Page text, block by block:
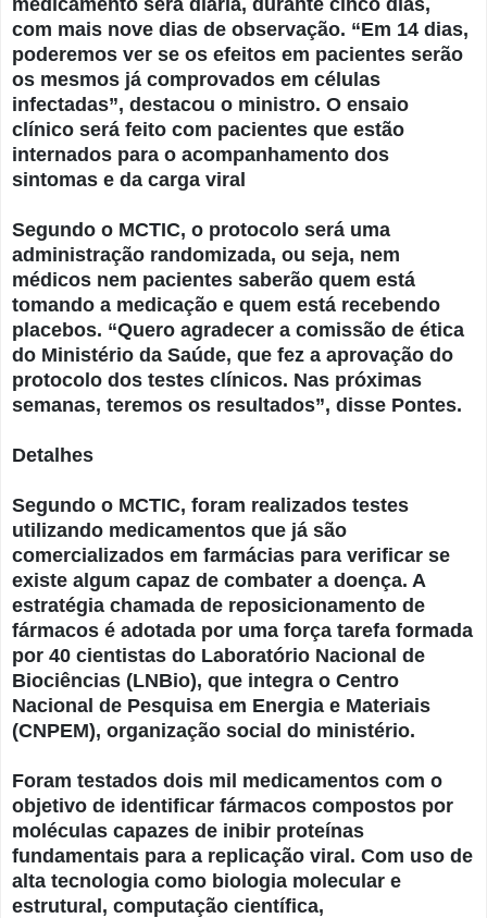
medicamento será diária, durante cinco dias,
com mais nove dias de observação. “Em 14 dias,
poderemos ver se os efeitos em pacientes serão
os mesmos já comprovados em células
infectadas”, destacou o ministro. O ensaio
clínico será feito com pacientes que estão
internados para o acompanhamento dos
sintomas e da carga viral
Segundo o MCTIC, o protocolo será uma
administração randomizada, ou seja, nem
médicos nem pacientes saberão quem está
tomando a medicação e quem está recebendo
placebos. “Quero agradecer a comissão de ética
do Ministério da Saúde, que fez a aprovação do
protocolo dos testes clínicos. Nas próximas
semanas, teremos os resultados”, disse Pontes.
Detalhes
Segundo o MCTIC, foram realizados testes
utilizando medicamentos que já são
comercializados em farmácias para verificar se
existe algum capaz de combater a doença. A
estratégia chamada de reposicionamento de
fármacos é adotada por uma força tarefa formada
por 40 cientistas do Laboratório Nacional de
Biociências (LNBio), que integra o Centro
Nacional de Pesquisa em Energia e Materiais
(CNPEM), organização social do ministério.
Foram testados dois mil medicamentos com o
objetivo de identificar fármacos compostos por
moléculas capazes de inibir proteínas
fundamentais para a replicação viral. Com uso de
alta tecnologia como biologia molecular e
estrutural, computação científica,